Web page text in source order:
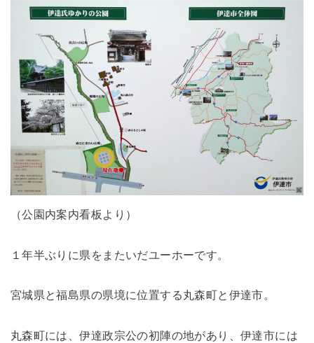
（公園内案内看板より）
１年半ぶりに県をまたいだユーホーです。
宮城県と福島県の県境に位置する丸森町と伊達市。
丸森町には、伊達政宗公の初陣の地があり、伊達市には